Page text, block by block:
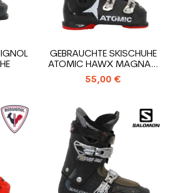
GEBRAUCHTE SKISCHUHE
ATOMIC HAWX MAGNA R
80/S
55,00 €